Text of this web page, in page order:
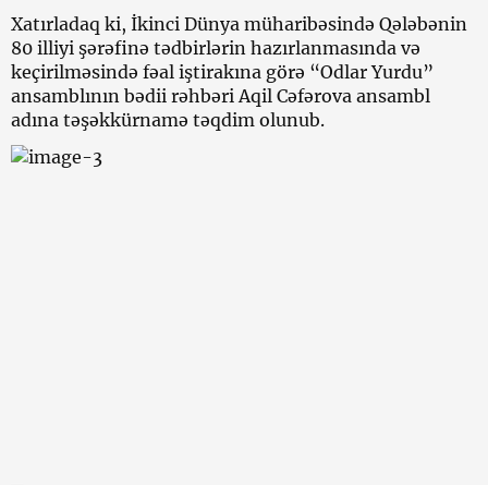
Xatırladaq ki, İkinci Dünya müharibəsində Qələbənin
80 illiyi şərəfinə tədbirlərin hazırlanmasında və
keçirilməsində fəal iştirakına görə “Odlar Yurdu”
ansamblının bədii rəhbəri Aqil Cəfərova ansambl
adına təşəkkürnamə təqdim olunub.